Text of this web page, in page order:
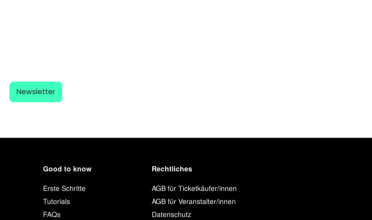
Newsletter
Good to know
Erste Schritte
Tutorials
FAQs
Rechtliches
AGB für Ticketkäufer/innen
AGB für Veranstalter/innen
Datenschutz